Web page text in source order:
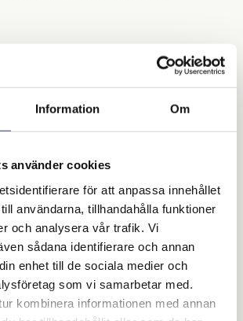
Information Om
använder cookies
för att anpassa innehållet
användarna, tillhandahålla funktioner
och analysera vår trafik. Vi
sådana identifierare och annan
enhet till de sociala medier och
som vi samarbetar med.
kombinera informationen med annan